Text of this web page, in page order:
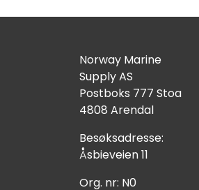
Norway Marine
Supply AS
Postboks 777 Stoa
4808 Arendal
Besøksadresse:
Åsbieveien 11
Org. nr: N0